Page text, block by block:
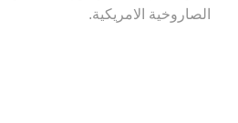
الصاروخية الامريكية.